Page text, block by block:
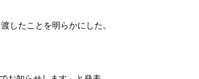
したことを明らかにした。